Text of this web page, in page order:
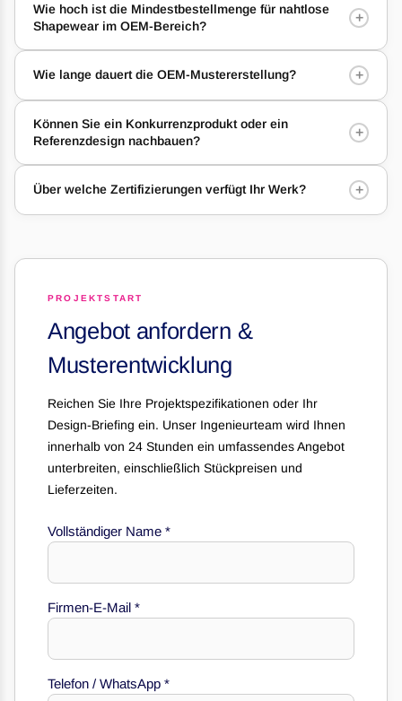
Wie hoch ist die Mindestbestellmenge für nahtlose
Shapewear im OEM-Bereich?
+
Wie lange dauert die OEM-Mustererstellung? +
Können Sie ein Konkurrenzprodukt oder ein
Referenzdesign nachbauen?
+
Über welche Zertifizierungen verfügt Ihr Werk? +
PROJEKTSTART
Angebot anfordern &
Musterentwicklung
Reichen Sie Ihre Projektspezifikationen oder Ihr
Design-Briefing ein. Unser Ingenieurteam wird Ihnen
innerhalb von 24 Stunden ein umfassendes Angebot
unterbreiten, einschließlich Stückpreisen und
Lieferzeiten.
Vollständiger Name *
Firmen-E-Mail *
Telefon / WhatsApp *